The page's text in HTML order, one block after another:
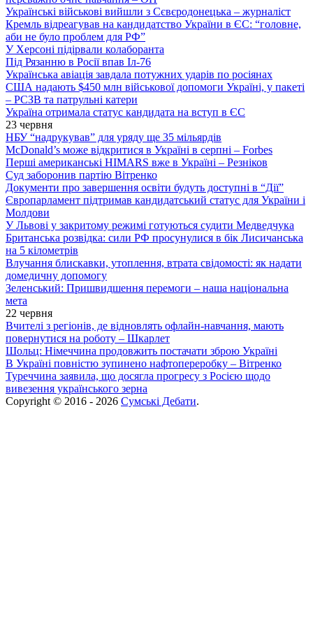
Українські військові вийшли з Сєвєродонецька – журналіст
Кремль відреагував на кандидатство України в ЄС: “головне,
аби не було проблем для РФ”
У Херсоні підірвали колаборанта
Під Рязанню в Росії впав Іл-76
Українська авіація завдала потужних ударів по росіянах
США надають $450 млн військової допомоги Україні, у пакеті
– РСЗВ та патрульні катери
Україна отримала статус кандидата на вступ в ЄС
23 червня
НБУ “надрукував” для уряду ще 35 мільярдів
McDonald’s може відкритися в Україні в серпні – Forbes
Перші американські HIMARS вже в Україні – Резніков
Суд заборонив партію Вітренко
Документи про завершення освіти будуть доступні в “Дії”
Європарламент підтримав кандидатський статус для України і
Молдови
У Львові у закритому режимі готуються судити Медведчука
Британська розвідка: сили РФ просунулися в бік Лисичанська
на 5 кілометрів
Влучання блискавки, утоплення, втрата свідомості: як надати
домедичну допомогу
Зеленський: Пришвидшення перемоги – наша національна
мета
22 червня
Вчителі з регіонів, де відновлять офлайн-навчання, мають
повернутися на роботу – Шкарлет
Шольц: Німеччина продовжить постачати зброю Україні
В Україні повністю зупинено нафтопереробку – Вітренко
Туреччина заявила, що досягла прогресу з Росією щодо
вивезення українського зерна
Copyright © 2016 - 2026 Сумські Дебати.